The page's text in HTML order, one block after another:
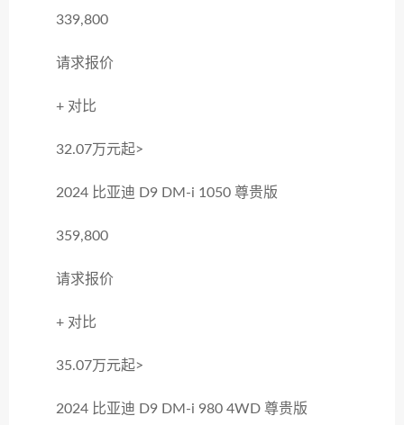
339,800
请求报价
+ 对比
32.07万元起>
2024 比亚迪 D9 DM-i 1050 尊贵版
359,800
请求报价
+ 对比
35.07万元起>
2024 比亚迪 D9 DM-i 980 4WD 尊贵版